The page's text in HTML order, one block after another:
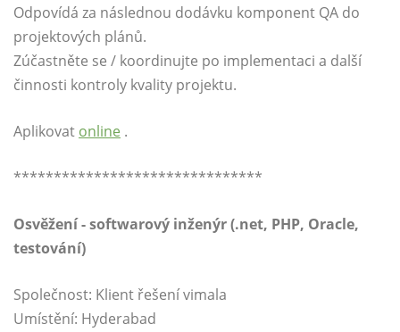
Odpovídá za následnou dodávku komponent QA do
projektových plánů.
Zúčastněte se / koordinujte po implementaci a další
činnosti kontroly kvality projektu.
Aplikovat online .
*******************************
Osvěžení - softwarový inženýr (.net, PHP, Oracle,
testování)
Společnost: Klient řešení vimala
Umístění: Hyderabad